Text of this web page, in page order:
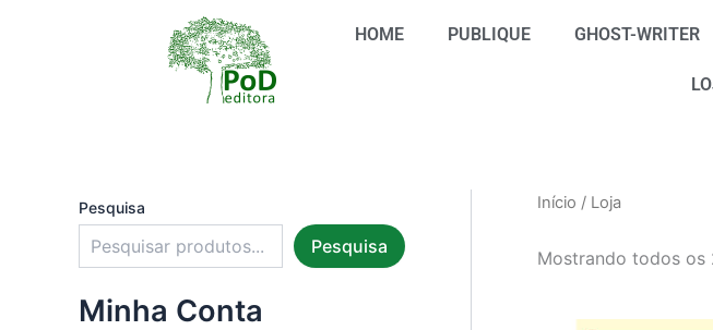
HOME PUBLIQUE GHOST-WRITER
Pesquisa
Pesquisa
Minha Conta
u
m
c
Início / Loja
Mostrando todos os